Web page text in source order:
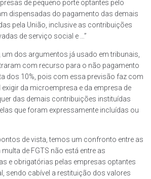
de pequeno porte optantes pelo
dispensadas do pagamento das demais
pela União, inclusive as contribuições
de serviço social e …”
dos argumentos já usado em tribunais,
com recurso para o não pagamento
dos 10%, pois com essa previsão faz com
da microempresa e da empresa de
das demais contribuições instituídas
que foram expressamente incluídas ou
de vista, temos um confronto entre as
multa de FGTS não está entre as
e obrigatórias pelas empresas optantes
sendo cabível a restituição dos valores